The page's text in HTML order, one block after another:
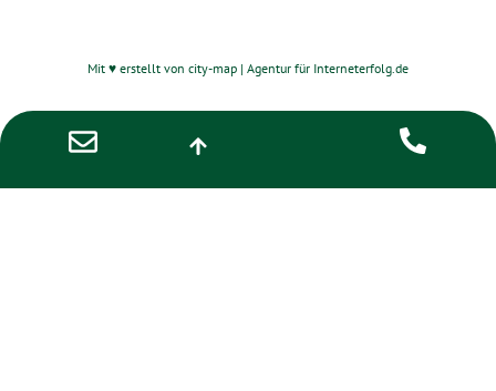
Mit ♥ erstellt von city-map | Agentur für Interneterfolg.de